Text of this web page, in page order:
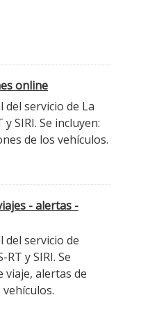
online
servicio de La
SIRI. Se incluyen:
de los vehículos.
- alertas -
servicio de
y SIRI. Se
viaje, alertas de